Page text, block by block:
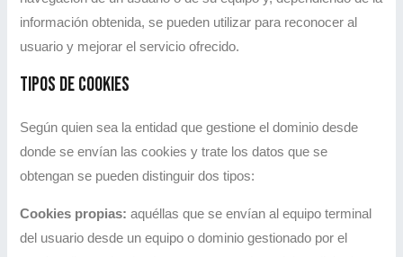
información obtenida, se pueden utilizar para reconocer al
usuario y mejorar el servicio ofrecido.
Tipos de cookies
Según quien sea la entidad que gestione el dominio desde
donde se envían las cookies y trate los datos que se
obtengan se pueden distinguir dos tipos:
Cookies propias: aquéllas que se envían al equipo terminal
del usuario desde un equipo o dominio gestionado por el